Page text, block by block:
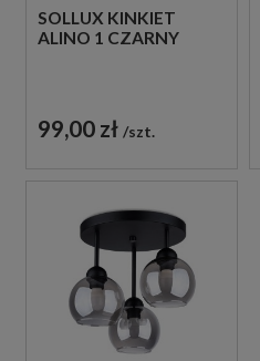
SOLLUX KINKIET
ALINO 1 CZARNY
99,00 zł szt.